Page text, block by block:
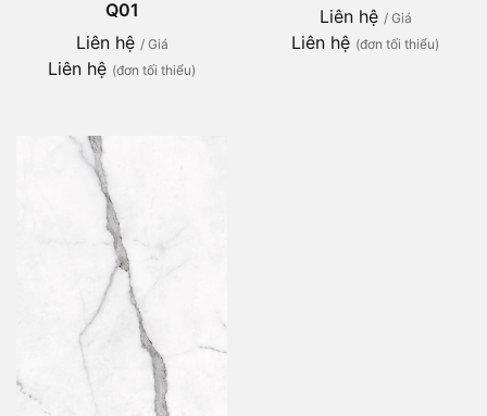
Q01
Liên hệ / Giá
Liên hệ (đơn tối thiểu)
Liên hệ / Giá
Liên hệ (đơn tối thiểu)